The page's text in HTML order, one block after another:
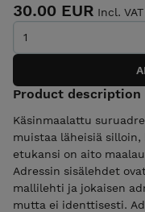
30.00 EUR Incl.
Product description
Käsinmaalattu
muistaa läheisiä silloin,
etukansi on aito
Adressin sisälehdet
mallilehti ja jokaisen
mutta ei identtisesti.